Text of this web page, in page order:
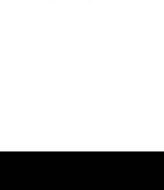
夕闇を舞うホタルの幻
を堪能できます。